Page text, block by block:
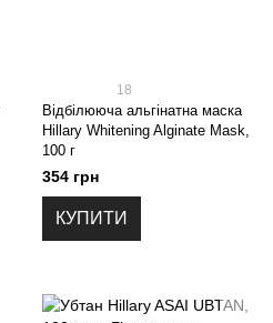
18
Відбілююча альгінатна маска
Hillary Whitening Alginate Mask,
100 г
354 грн
КУПИТИ